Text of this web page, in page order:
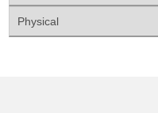
Physical